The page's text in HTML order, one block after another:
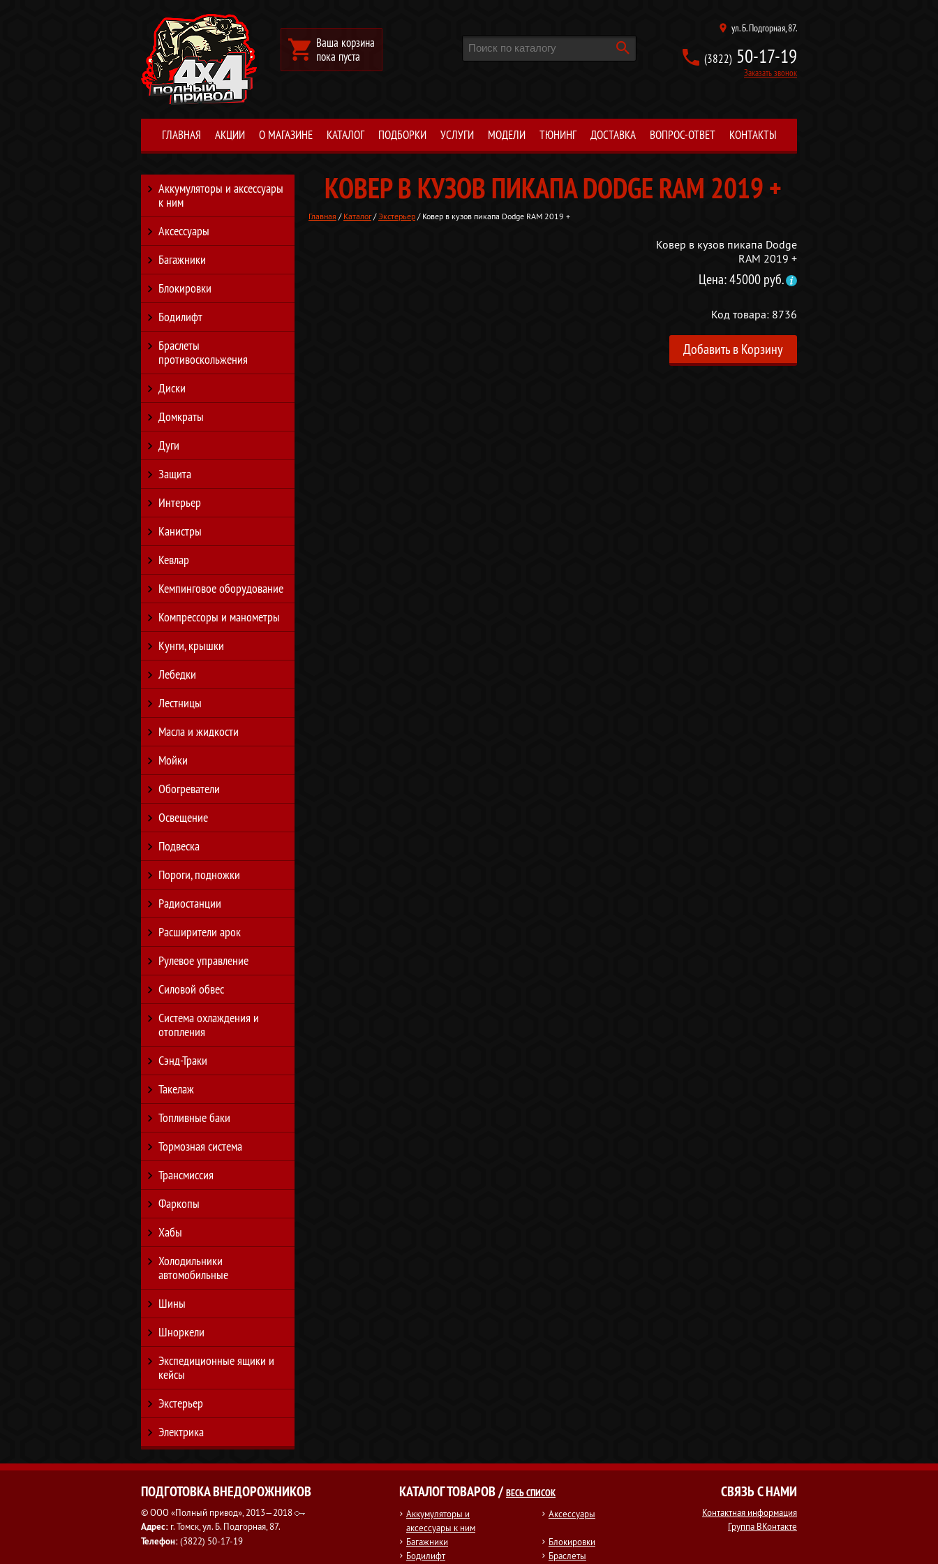
(3822) 50-17-19
Заказать звонок
ул. Б. Подгорная, 87.
Ваша корзина
пока пуста
ГЛАВНАЯ АКЦИИ О МАГАЗИНЕ КАТАЛОГ ПОДБОРКИ УСЛУГИ МОДЕЛИ ТЮНИНГ ДОСТАВКА ВОПРОС-ОТВЕТ КОНТАКТЫ
КОВЕР В КУЗОВ ПИКАПА DODGE RAM 2019 +
Главная / Каталог/Экстерьер / Ковер в кузов пикапа Dodge RAM 2019 +
Ковер в кузов пикапа Dodge
RAM 2019 +
Цена: 45000 руб.
Код товара: 8736
Добавить в Корзину
Аккумуляторы и аксессуары
к ним
Аксессуары
Багажники
Блокировки
Бодилифт
Браслеты
противоскольжения
Диски
Домкраты
Дуги
Защита
Интерьер
Канистры
Кевлар
Кемпинговое оборудование
Компрессоры и манометры
Кунги, крышки
Лебедки
Лестницы
Масла и жидкости
Мойки
Обогреватели
Освещение
Подвеска
Пороги, подножки
Радиостанции
Расширители арок
Рулевое управление
Силовой обвес
Система охлаждения и
отопления
Сэнд-Траки
Такелаж
Топливные баки
Тормозная система
Трансмиссия
Фаркопы
Хабы
Холодильники
автомобильные
Шины
Шноркели
Экспедиционные ящики и
кейсы
Экстерьер
Электрика
ПОДГОТОВКА ВНЕДОРОЖНИКОВ
© ООО «Полный привод», 2013—2018
Адрес: г. Томск, ул. Б. Подгорная, 87.
Телефон:(3822) 50-17-19
КАТАЛОГ ТОВАРОВ /ВЕСЬ СПИСОК
Аккумуляторы и
аксессуары к ним
Аксессуары
Багажники
Блокировки
Бодилифт
Браслеты
СВЯЗЬ С НАМИ
Контактная информация
Группа ВКонтакте